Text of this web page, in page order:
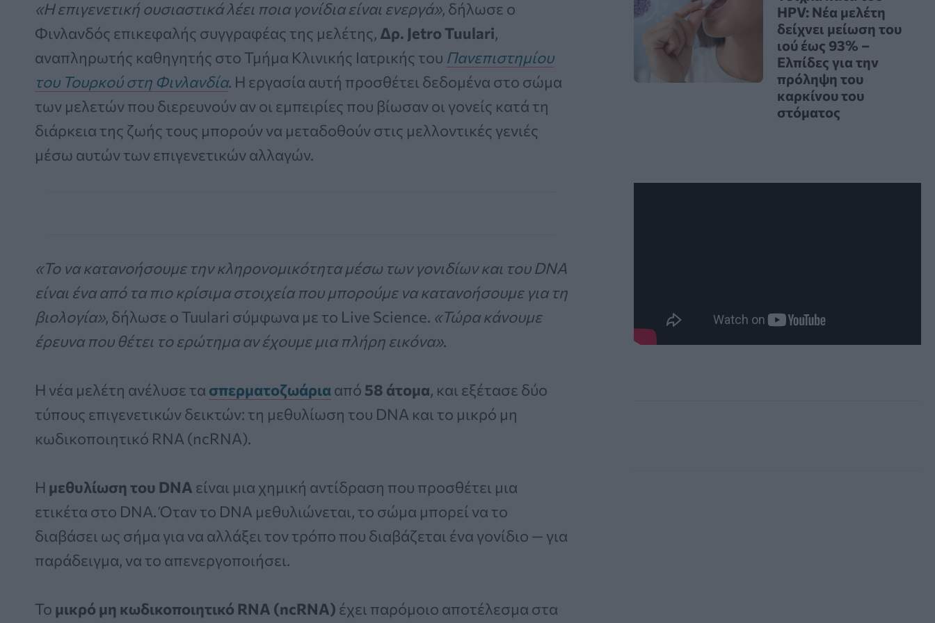
«Η επιγενετική ουσιαστικά λέει ποια γονίδια είναι ενεργά», δήλωσε ο
Φινλανδός επικεφαλής συγγραφέας της μελέτης, Δρ. Jetro Tuulari,
αναπληρωτής καθηγητής στο Τμήμα Κλινικής Ιατρικής του Πανεπιστημίου
του Τουρκού στη Φινλανδία. Η εργασία αυτή προσθέτει δεδομένα στο σώμα
των μελετών που διερευνούν αν οι εμπειρίες που βίωσαν οι γονείς κατά τη
διάρκεια της ζωής τους μπορούν να μεταδοθούν στις μελλοντικές γενιές
μέσω αυτών των επιγενετικών αλλαγών.
«Το να κατανοήσουμε την κληρονομικότητα μέσω των γονιδίων και του DNA
είναι ένα από τα πιο κρίσιμα στοιχεία που μπορούμε να κατανοήσουμε για τη
βιολογία», δήλωσε ο Tuulari σύμφωνα με το Live Science. «Τώρα κάνουμε
έρευνα που θέτει το ερώτημα αν έχουμε μια πλήρη εικόνα».
Η νέα μελέτη ανέλυσε τα σπερματοζωάρια από 58 άτομα, και εξέτασε δύο
τύπους επιγενετικών δεικτών: τη μεθυλίωση του DNA και το μικρό μη
κωδικοποιητικό RNA (ncRNA).
Η μεθυλίωση του DNA είναι μια χημική αντίδραση που προσθέτει μια
ετικέτα στο DNA. Όταν το DNA μεθυλιώνεται, το σώμα μπορεί να το
διαβάσει ως σήμα για να αλλάξει τον τρόπο που διαβάζεται ένα γονίδιο — για
παράδειγμα, να το απενεργοποιήσει.
Το μικρό μη κωδικοποιητικό RNA (ncRNA) έχει παρόμοιο αποτέλεσμα στα
HPV: Νέα μελέτη
δείχνει μείωση του
ιού έως 93% –
Ελπίδες για την
πρόληψη του
καρκίνου του
στόματος